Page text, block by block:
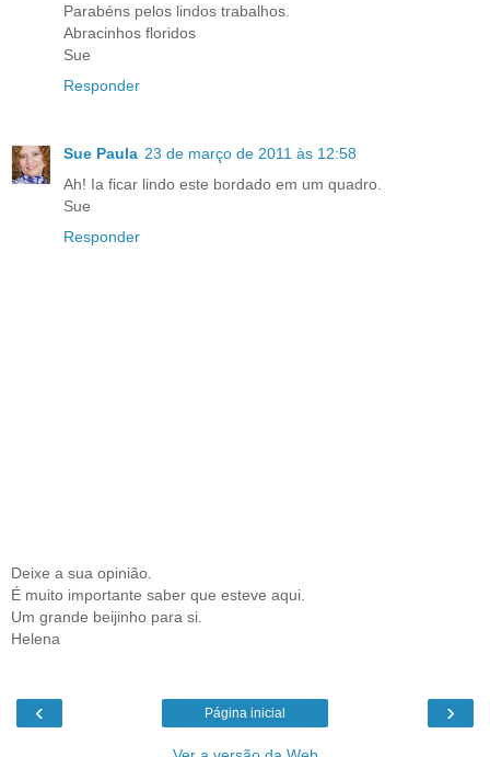
Parabéns pelos lindos trabalhos.
Abracinhos floridos
Sue
Responder
Sue Paula 23 de março de 2011 às 12:58
Ah! Ia ficar lindo este bordado em um quadro.
Sue
Responder
Deixe a sua opinião.
É muito importante saber que esteve aqui.
Um grande beijinho para si.
Helena
‹ ›
Página inicial